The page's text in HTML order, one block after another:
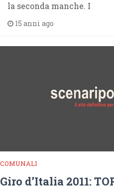
la seconda manche. I
15 anni ago
COMUNALI
Giro d’Italia 2011: